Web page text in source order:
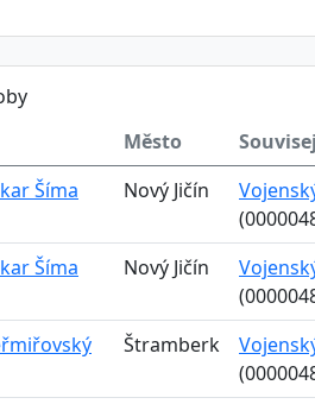
Město
Šíma
Nový Jičín
Šíma
Nový Jičín
Štramberk